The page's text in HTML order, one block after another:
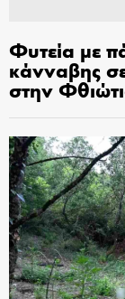
Φυτεία με
κάνναβης
στην